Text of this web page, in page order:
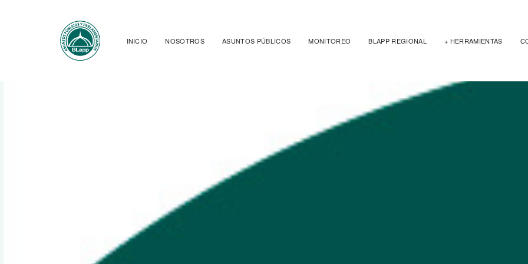
INICIO NOSOTROS ASUNTOS PÚBLICOS MONITOREO BLAPP REGIONAL + HERRAMIENTAS